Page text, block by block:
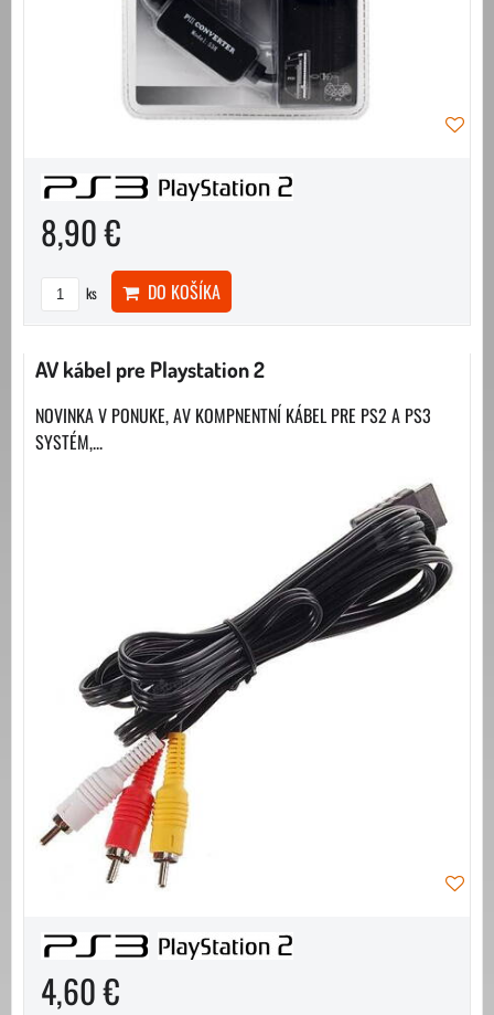
8,90 €
ks DO KOŠÍKA
AV kábel pre Playstation 2
NOVINKA V PONUKE, AV KOMPNENTNÍ KÁBEL PRE PS2 A PS3
SYSTÉM,...
4,60 €